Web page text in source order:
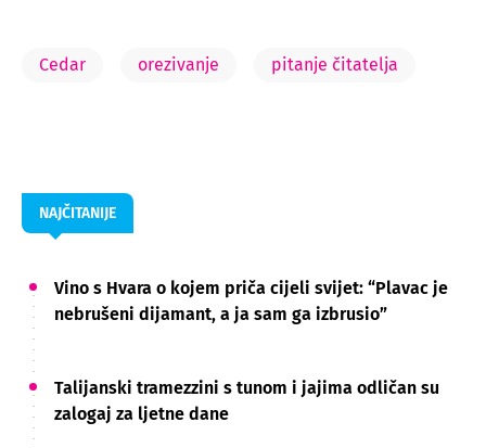
Cedar orezivanje pitanje čitatelja
NAJČITANIJE
Vino s Hvara o kojem priča cijeli svijet: “Plavac je
nebrušeni dijamant, a ja sam ga izbrusio”
Talijanski tramezzini s tunom i jajima odličan su
zalogaj za ljetne dane